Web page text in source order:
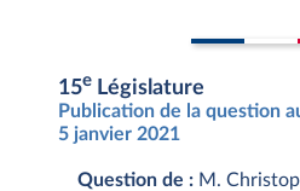
15e Législature
Publication de la question
5 janvier 2021
Question de : M.